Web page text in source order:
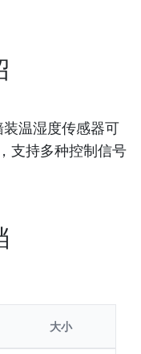
温湿度传感器可
支持多种控制信号
大小